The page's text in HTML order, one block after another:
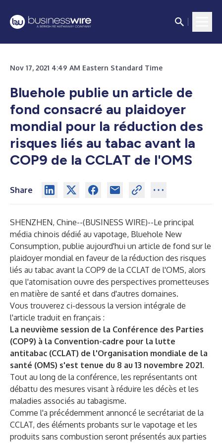
Nov 17, 2021 4:49 AM Eastern Standard Time
Bluehole publie un article de
fond consacré au plaidoyer
mondial pour la réduction des
risques liés au tabac avant la
COP9 de la CCLAT de l'OMS
Share
SHENZHEN, Chine--(BUSINESS WIRE)--Le principal
média chinois dédié au vapotage, Bluehole New
Consumption, publie aujourd'hui un article de fond sur le
plaidoyer mondial en faveur de la réduction des risques
liés au tabac avant la COP9 de la CCLAT de l'OMS, alors
que l'atomisation ouvre des perspectives prometteuses
en matière de santé et dans d'autres domaines.
Vous trouverez ci-dessous la version intégrale de
l'article traduit en français :
La neuvième session de la Conférence des Parties
(COP9) à la Convention-cadre pour la lutte
antitabac (CCLAT) de l'Organisation mondiale de la
santé (OMS) s'est tenue du 8 au 13 novembre 2021.
Tout au long de la conférence, les représentants ont
débattu des mesures visant à réduire les décès et les
maladies associés au tabagisme.
Comme l'a précédemment annoncé le secrétariat de la
CCLAT, des éléments probants sur le vapotage et les
produits sans combustion seront présentés aux parties